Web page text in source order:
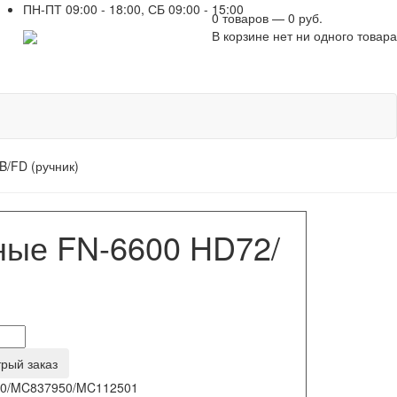
ПН-ПТ 09:00 - 18:00, СБ 09:00 - 15:000 товаров — 0 руб.
В корзине нет ни одного товара
FD (ручник)
FN-6600 HD72/
заказ
MC837950/MC112501